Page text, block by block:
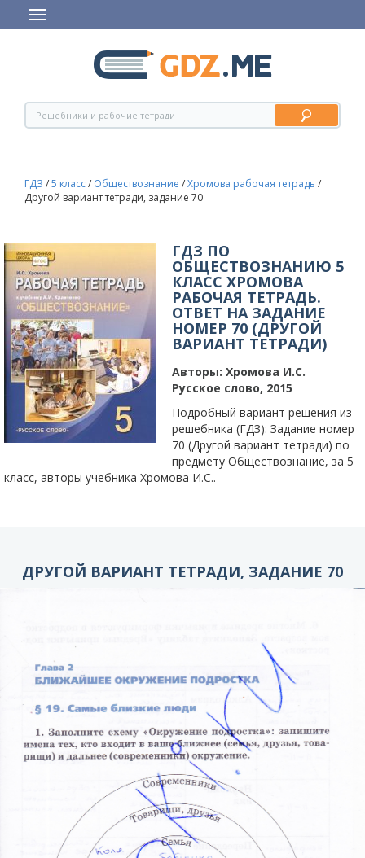
ГДЗ /5 класс/ Обществознание /Хромова рабочая тетрадь /
Другой вариант тетради, задание 70
ГДЗ ПО
ОБЩЕСТВОЗНАНИЮ 5
КЛАСС ХРОМОВА
РАБОЧАЯ ТЕТРАДЬ.
ОТВЕТ НА ЗАДАНИЕ
НОМЕР 70 (ДРУГОЙ
ВАРИАНТ ТЕТРАДИ)
Авторы: Хромова И.С.
Русское слово, 2015
Подробный вариант решения из
решебника (ГДЗ): Задание номер
70 (Другой вариант тетради) по
предмету Обществознание, за 5
класс, авторы учебника Хромова И.С..
ДРУГОЙ ВАРИАНТ ТЕТРАДИ, ЗАДАНИЕ 70